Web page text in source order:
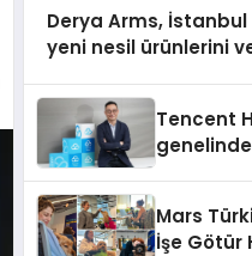
Derya Arms, İstanbul
yeni nesil ürünlerini
Tencent
Mars
İşe Götür